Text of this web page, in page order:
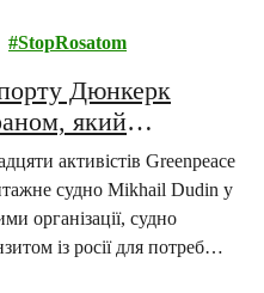
StopRosatom
Дюнкерк
який
з росії, і
з Україною
активістів Greenpeace
судно Mikhail Dudin у
організації, судно
із росії для потреб